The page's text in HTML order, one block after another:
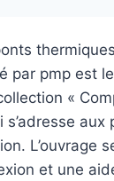
par pmp est
«
s’adresse aux
L’ouvrage
et une